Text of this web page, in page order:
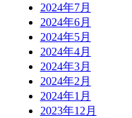
2024年7月
2024年6月
2024年5月
2024年4月
2024年3月
2024年2月
2024年1月
2023年12月